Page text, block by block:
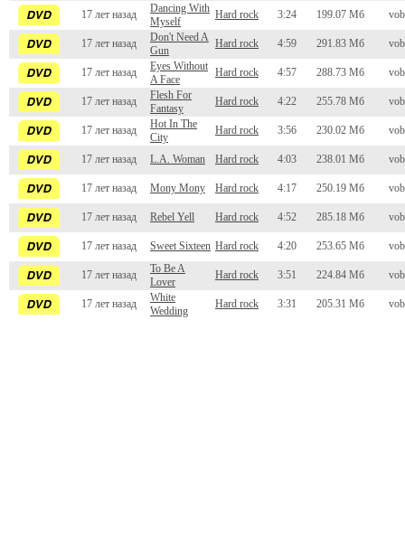
17 лет назад
Dancing With
Myself
Hard rock 3:24 199.07 Мб vob
17 лет назад
Don't Need A
Gun
Hard rock 4:59 291.83 Мб vob
17 лет назад
Eyes Without
A Face
Hard rock 4:57 288.73 Мб vob
17 лет назад
Flesh For
Fantasy
Hard rock 4:22 255.78 Мб vob
17 лет назад
Hot In The
City
Hard rock 3:56 230.02 Мб vob
17 лет назад L.A. Woman Hard rock 4:03 238.01 Мб vob
17 лет назад Mony Mony Hard rock 4:17 250.19 Мб vob
17 лет назад Rebel Yell Hard rock 4:52 285.18 Мб vob
17 лет назад Sweet Sixteen Hard rock 4:20 253.65 Мб vob
17 лет назад
To Be A
Lover
Hard rock 3:51 224.84 Мб vob
17 лет назад
White
Wedding
Hard rock 3:31 205.31 Мб vob